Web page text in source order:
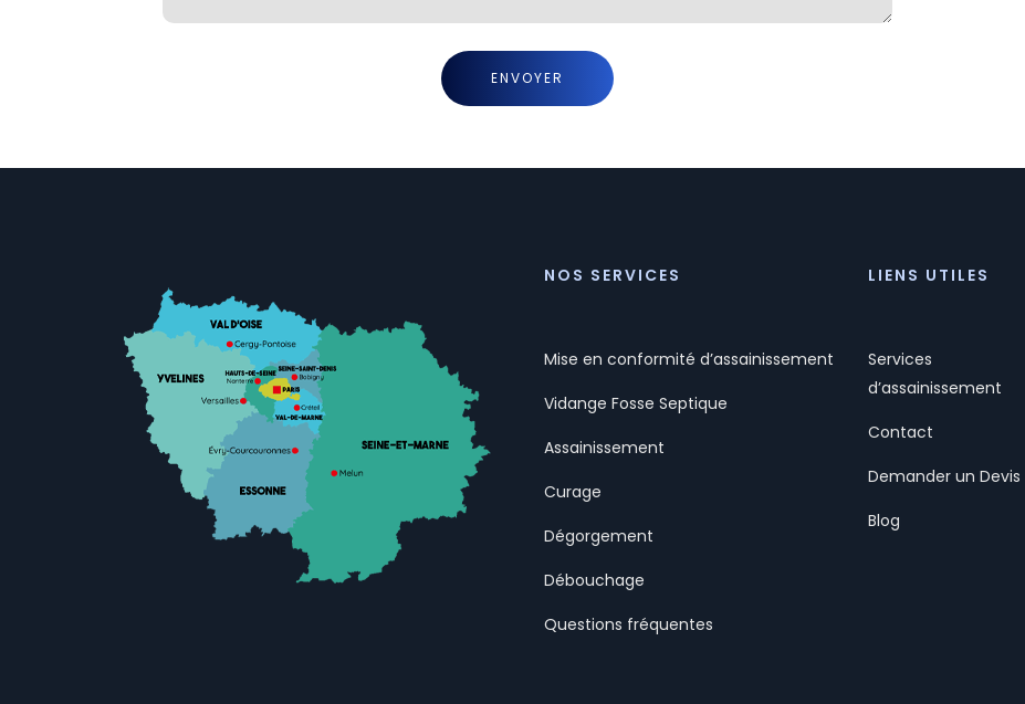
NOS SERVICES
Mise en conformité d’assainissement
Vidange Fosse Septique
Assainissement
Curage
Dégorgement
Débouchage
Questions fréquentes
LIENS UTILES
Services
d’assainissement
Contact
Demander un Devis
Blog